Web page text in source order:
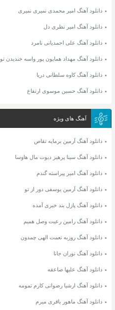
دانلود آهنگ امیر محمدی نمیری نمیری
دانلود آهنگ امیر نظری دل
دانلود آهنگ علی احمدیانی نامرد
دانلود آهنگ مهداد همایون پور واسه خندیدن تو
دانلود آهنگ کاوه سلطانی دریا
دانلود آهنگ حسین موسوی ارتفاع
آهنگ های ویژه
دانلود آهنگ آرمین برمایه تقاص
دانلود آهنگ سینا پرهیز دیوت مال هاوسا
دانلود آهنگ امیر پیراسته گندم
دانلود آهنگ آرمین یوسفی دور از تو
دانلود آهنگ پازل بند خبری آمده
دانلود آهنگ رامین رعیت وصل همیم
دانلود آهنگ روزبه نعمت الهی چمدون
دانلود آهنگ نوران جانا
دانلود آهنگ علیها صاعقه
دانلود آهنگ ارشیا رضوانی کارم تمومه
دانلود آهنگ ماهور باقری میرم